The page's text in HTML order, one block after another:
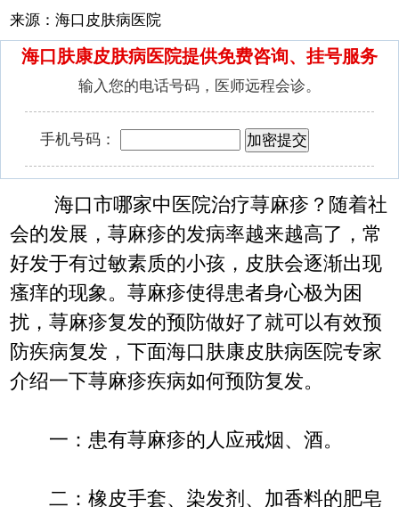
来源：海口皮肤病医院
海口肤康皮肤病医院提供免费咨询、挂号服务
输入您的电话号码，医师远程会诊。
手机号码：
海口市哪家中医院治疗荨麻疹？随着社
会的发展，荨麻疹的发病率越来越高了，常
好发于有过敏素质的小孩，皮肤会逐渐出现
瘙痒的现象。荨麻疹使得患者身心极为困
扰，荨麻疹复发的预防做好了就可以有效预
防疾病复发，下面海口肤康皮肤病医院专家
介绍一下荨麻疹疾病如何预防复发。
一：患有荨麻疹的人应戒烟、酒。
二：橡皮手套、染发剂、加香料的肥皂